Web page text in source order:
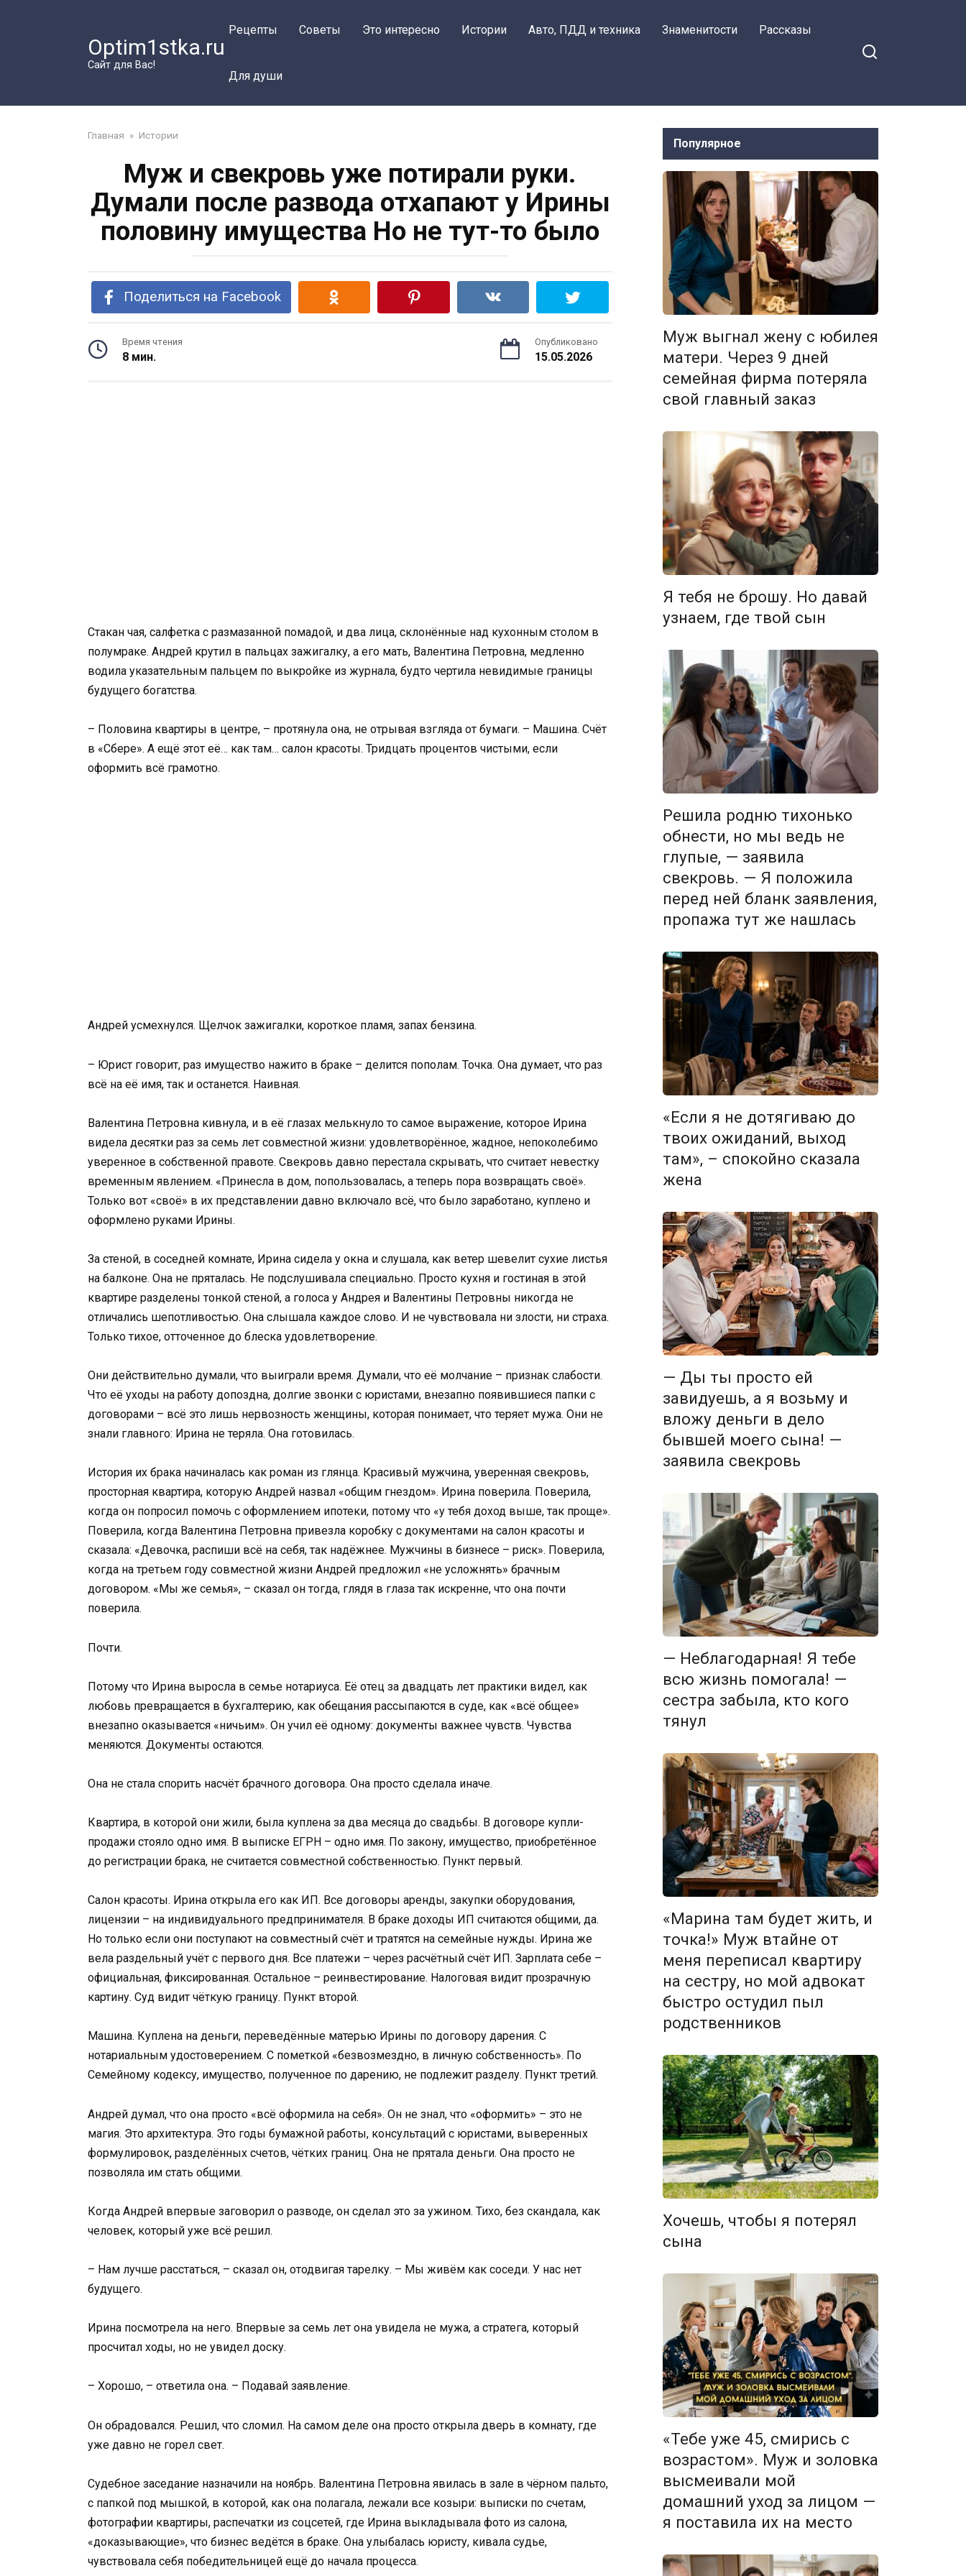
Optim1stka.ru
Сайт для Вас!
Рецепты Советы Это интересно Истории Авто, ПДД и техника Знаменитости Рассказы
Для души
Главная » Истории
Муж и свекровь уже потирали руки.
Думали после развода отхапают у Ирины
половину имущества Но не тут-то было
Поделиться на Facebook
Время чтения
8 мин.
Опубликовано
15.05.2026
Стакан чая, салфетка с размазанной помадой, и два лица, склонённые над кухонным столом в
полумраке. Андрей крутил в пальцах зажигалку, а его мать, Валентина Петровна, медленно
водила указательным пальцем по выкройке из журнала, будто чертила невидимые границы
будущего богатства.
– Половина квартиры в центре, – протянула она, не отрывая взгляда от бумаги. – Машина. Счёт
в «Сбере». А ещё этот её… как там… салон красоты. Тридцать процентов чистыми, если
оформить всё грамотно.
Андрей усмехнулся. Щелчок зажигалки, короткое пламя, запах бензина.
– Юрист говорит, раз имущество нажито в браке – делится пополам. Точка. Она думает, что раз
всё на её имя, так и останется. Наивная.
Валентина Петровна кивнула, и в её глазах мелькнуло то самое выражение, которое Ирина
видела десятки раз за семь лет совместной жизни: удовлетворённое, жадное, непоколебимо
уверенное в собственной правоте. Свекровь давно перестала скрывать, что считает невестку
временным явлением. «Принесла в дом, попользовалась, а теперь пора возвращать своё».
Только вот «своё» в их представлении давно включало всё, что было заработано, куплено и
оформлено руками Ирины.
За стеной, в соседней комнате, Ирина сидела у окна и слушала, как ветер шевелит сухие листья
на балконе. Она не пряталась. Не подслушивала специально. Просто кухня и гостиная в этой
квартире разделены тонкой стеной, а голоса у Андрея и Валентины Петровны никогда не
отличались шепотливостью. Она слышала каждое слово. И не чувствовала ни злости, ни страха.
Только тихое, отточенное до блеска удовлетворение.
Они действительно думали, что выиграли время. Думали, что её молчание – признак слабости.
Что её уходы на работу допоздна, долгие звонки с юристами, внезапно появившиеся папки с
договорами – всё это лишь нервозность женщины, которая понимает, что теряет мужа. Они не
знали главного: Ирина не теряла. Она готовилась.
История их брака начиналась как роман из глянца. Красивый мужчина, уверенная свекровь,
просторная квартира, которую Андрей назвал «общим гнездом». Ирина поверила. Поверила,
когда он попросил помочь с оформлением ипотеки, потому что «у тебя доход выше, так проще».
Поверила, когда Валентина Петровна привезла коробку с документами на салон красоты и
сказала: «Девочка, распиши всё на себя, так надёжнее. Мужчины в бизнесе – риск». Поверила,
когда на третьем году совместной жизни Андрей предложил «не усложнять» брачным
договором. «Мы же семья», – сказал он тогда, глядя в глаза так искренне, что она почти
поверила.
Почти.
Потому что Ирина выросла в семье нотариуса. Её отец за двадцать лет практики видел, как
любовь превращается в бухгалтерию, как обещания рассыпаются в суде, как «всё общее»
внезапно оказывается «ничьим». Он учил её одному: документы важнее чувств. Чувства
меняются. Документы остаются.
Она не стала спорить насчёт брачного договора. Она просто сделала иначе.
Квартира, в которой они жили, была куплена за два месяца до свадьбы. В договоре купли-
продажи стояло одно имя. В выписке ЕГРН – одно имя. По закону, имущество, приобретённое
до регистрации брака, не считается совместной собственностью. Пункт первый.
Салон красоты. Ирина открыла его как ИП. Все договоры аренды, закупки оборудования,
лицензии – на индивидуального предпринимателя. В браке доходы ИП считаются общими, да.
Но только если они поступают на совместный счёт и тратятся на семейные нужды. Ирина же
вела раздельный учёт с первого дня. Все платежи – через расчётный счёт ИП. Зарплата себе –
официальная, фиксированная. Остальное – реинвестирование. Налоговая видит прозрачную
картину. Суд видит чёткую границу. Пункт второй.
Машина. Куплена на деньги, переведённые матерью Ирины по договору дарения. С
нотариальным удостоверением. С пометкой «безвозмездно, в личную собственность». По
Семейному кодексу, имущество, полученное по дарению, не подлежит разделу. Пункт третий.
Андрей думал, что она просто «всё оформила на себя». Он не знал, что «оформить» – это не
магия. Это архитектура. Это годы бумажной работы, консультаций с юристами, выверенных
формулировок, разделённых счетов, чётких границ. Она не прятала деньги. Она просто не
позволяла им стать общими.
Когда Андрей впервые заговорил о разводе, он сделал это за ужином. Тихо, без скандала, как
человек, который уже всё решил.
– Нам лучше расстаться, – сказал он, отодвигая тарелку. – Мы живём как соседи. У нас нет
будущего.
Ирина посмотрела на него. Впервые за семь лет она увидела не мужа, а стратега, который
просчитал ходы, но не увидел доску.
– Хорошо, – ответила она. – Подавай заявление.
Он обрадовался. Решил, что сломил. На самом деле она просто открыла дверь в комнату, где
уже давно не горел свет.
Судебное заседание назначили на ноябрь. Валентина Петровна явилась в зале в чёрном пальто,
с папкой под мышкой, в которой, как она полагала, лежали все козыри: выписки по счетам,
фотографии квартиры, распечатки из соцсетей, где Ирина выкладывала фото из салона,
«доказывающие», что бизнес ведётся в браке. Она улыбалась юристу, кивала судье,
чувствовала себя победительницей ещё до начала процесса.
Популярное
Муж выгнал жену с юбилея
матери. Через 9 дней
семейная фирма потеряла
свой главный заказ
Я тебя не брошу. Но давай
узнаем, где твой сын
Решила родню тихонько
обнести, но мы ведь не
глупые, — заявила
свекровь. — Я положила
перед ней бланк заявления,
пропажа тут же нашлась
«Если я не дотягиваю до
твоих ожиданий, выход
там», – спокойно сказала
жена
— Ды ты просто ей
завидуешь, а я возьму и
вложу деньги в дело
бывшей моего сына! —
заявила свекровь
— Неблагодарная! Я тебе
всю жизнь помогала! —
сестра забыла, кто кого
тянул
«Марина там будет жить, и
точка!» Муж втайне от
меня переписал квартиру
на сестру, но мой адвокат
быстро остудил пыл
родственников
Хочешь, чтобы я потерял
сына
«Тебе уже 45, смирись с
возрастом». Муж и золовка
высмеивали мой
домашний уход за лицом —
я поставила их на место